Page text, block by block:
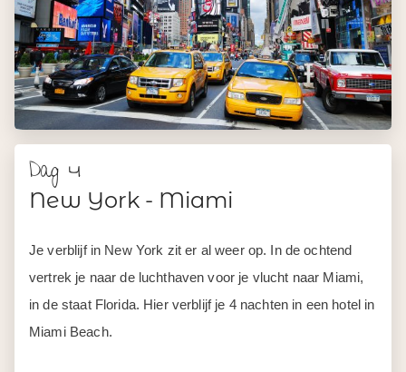
Dag 4
New York - Miami
Je verblijf in New York zit er al weer op. In de ochtend
vertrek je naar de luchthaven voor je vlucht naar Miami,
in de staat Florida. Hier verblijf je 4 nachten in een hotel in
Miami Beach.